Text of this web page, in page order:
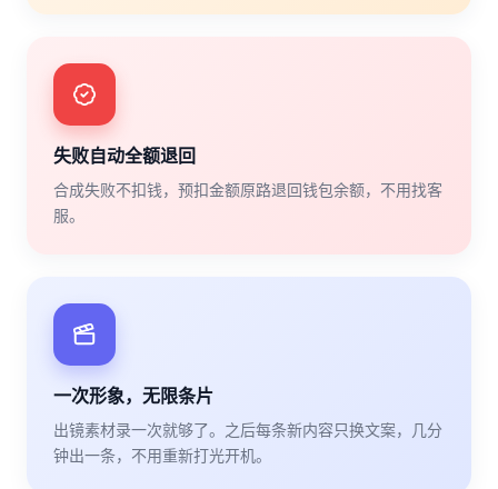
失败自动全额退回
合成失败不扣钱，预扣金额原路退回钱包余额，不用找客
服。
一次形象，无限条片
出镜素材录一次就够了。之后每条新内容只换文案，几分
钟出一条，不用重新打光开机。